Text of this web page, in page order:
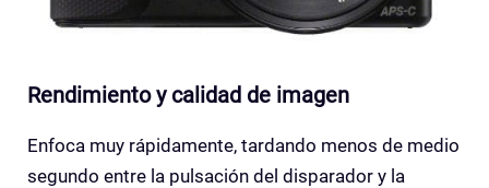
Rendimiento y calidad de imagen
Enfoca muy rápidamente, tardando menos de medio
segundo entre la pulsación del disparador y la